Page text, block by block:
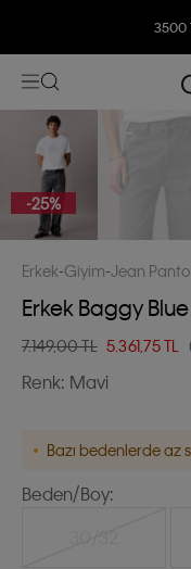
3500
7500 TL Ve
-25%
Erkek Giyim Jean
Erkek Baggy
7.149,00 TL 5.361,75TL
Renk: Mavi
Bazı bedenlerde az
Beden/Boy: